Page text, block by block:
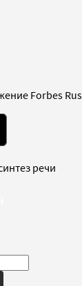
Forbes
речи